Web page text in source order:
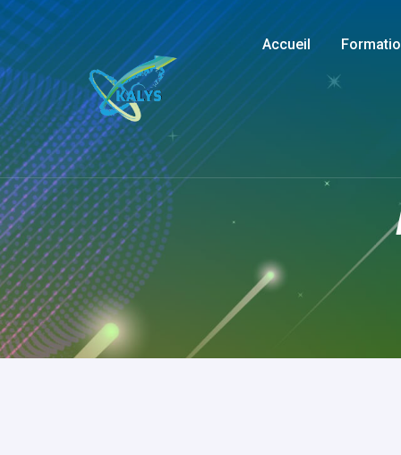
Accueil